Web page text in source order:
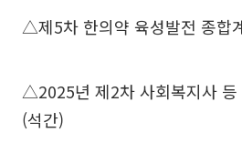
△제5차 한의약 육성발전 종합
△2025년 제2차 사회복지사 등
(석간)